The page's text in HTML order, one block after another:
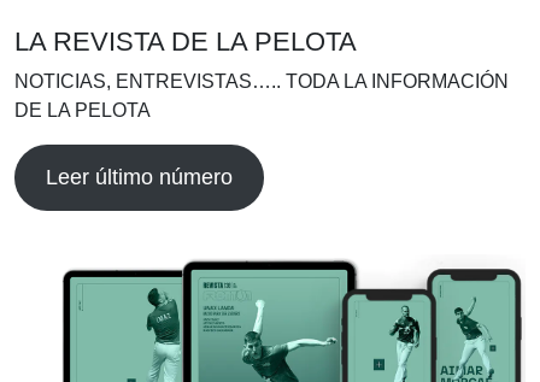
LA REVISTA DE LA PELOTA
NOTICIAS, ENTREVISTAS….. TODA LA INFORMACIÓN
DE LA PELOTA
Leer último número